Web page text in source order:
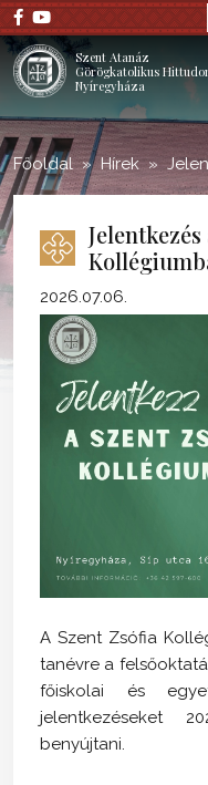
;
Szent Atanáz
Görögkatolikus
Nyíregyháza
Főoldal Hírek
2026.07.06.
A Szent Zsófia
tanévre a
főiskolai és
jelentkezéseket
benyújtani.